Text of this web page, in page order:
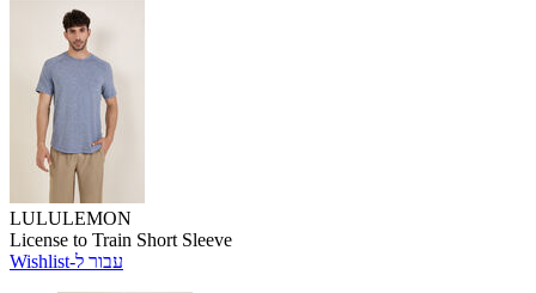
LULULEMON
License to Train Short Sleeve
Wishlist-עבור ל